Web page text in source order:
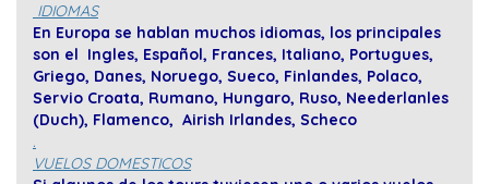
IDIOMAS
En Europa se hablan muchos idiomas, los principales
son el Ingles, Español, Frances, Italiano, Portugues,
Griego, Danes, Noruego, Sueco, Finlandes, Polaco,
Servio Croata, Rumano, Hungaro, Ruso, Neederlanles
(Duch), Flamenco, Airish Irlandes, Scheco
.
VUELOS DOMESTICOS